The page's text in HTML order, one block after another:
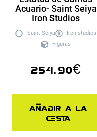
Acuario- Saint Seiya
Iron Studios
Saint Seiya
Iron studios
Figuras
254.90€
Añadir a la
cesta